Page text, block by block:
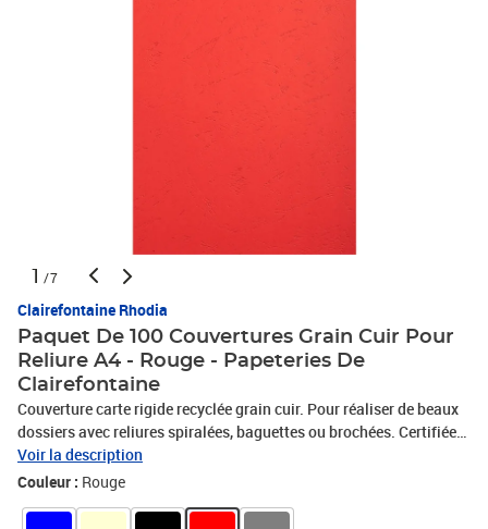
1 /7
Clairefontaine Rhodia
Paquet De 100 Couvertures Grain Cuir Pour
Reliure A4 - Rouge - Papeteries De
Clairefontaine
Couverture carte rigide recyclée grain cuir. Pour réaliser de beaux
dossiers avec reliures spiralées, baguettes ou brochées. Certifiée
Ange Bleu, l'assurance d'un produit recyclé de qualité, respecteux
de l'environnement.
Voir la description
Couleur : Rouge